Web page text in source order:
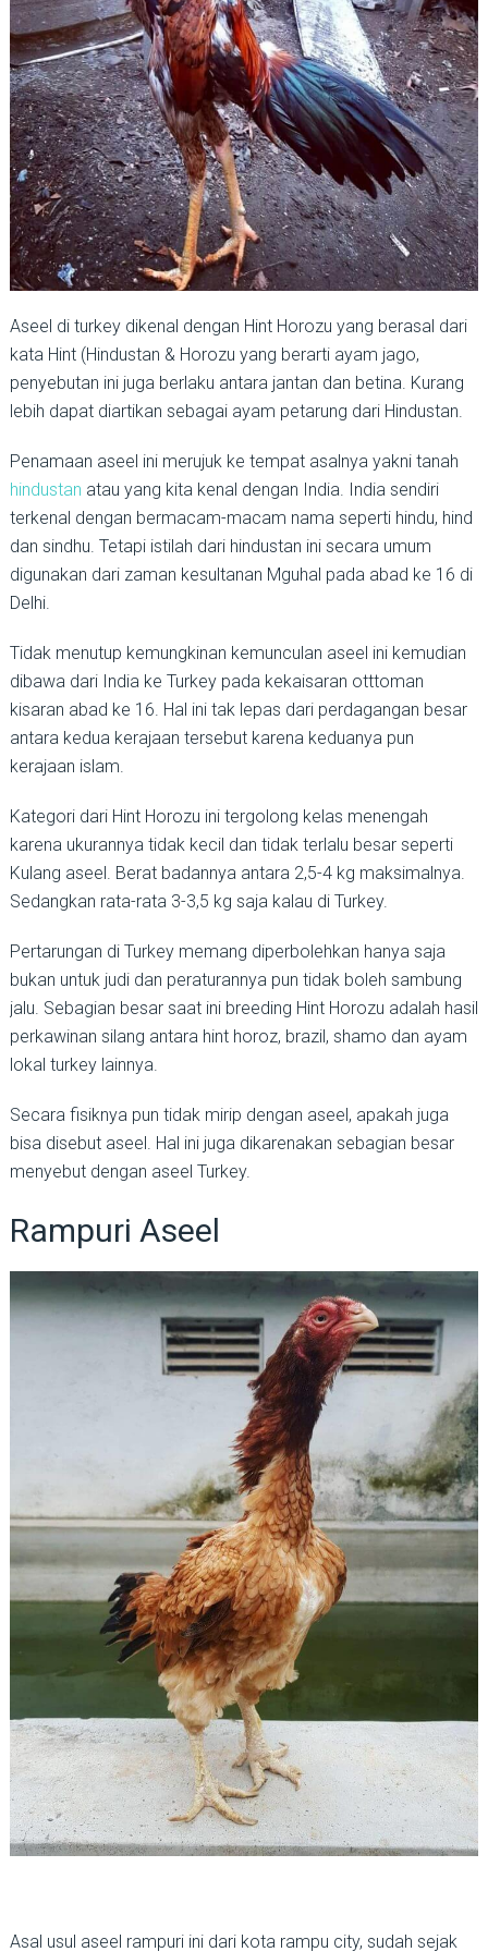
Aseel di turkey dikenal dengan Hint Horozu yang berasal dari
kata Hint (Hindustan & Horozu yang berarti ayam jago,
penyebutan ini juga berlaku antara jantan dan betina. Kurang
lebih dapat diartikan sebagai ayam petarung dari Hindustan.
Penamaan aseel ini merujuk ke tempat asalnya yakni tanah
hindustan atau yang kita kenal dengan India. India sendiri
terkenal dengan bermacam-macam nama seperti hindu, hind
dan sindhu. Tetapi istilah dari hindustan ini secara umum
digunakan dari zaman kesultanan Mguhal pada abad ke 16 di
Delhi.
Tidak menutup kemungkinan kemunculan aseel ini kemudian
dibawa dari India ke Turkey pada kekaisaran otttoman
kisaran abad ke 16. Hal ini tak lepas dari perdagangan besar
antara kedua kerajaan tersebut karena keduanya pun
kerajaan islam.
Kategori dari Hint Horozu ini tergolong kelas menengah
karena ukurannya tidak kecil dan tidak terlalu besar seperti
Kulang aseel. Berat badannya antara 2,5-4 kg maksimalnya.
Sedangkan rata-rata 3-3,5 kg saja kalau di Turkey.
Pertarungan di Turkey memang diperbolehkan hanya saja
bukan untuk judi dan peraturannya pun tidak boleh sambung
jalu. Sebagian besar saat ini breeding Hint Horozu adalah hasil
perkawinan silang antara hint horoz, brazil, shamo dan ayam
lokal turkey lainnya.
Secara fisiknya pun tidak mirip dengan aseel, apakah juga
bisa disebut aseel. Hal ini juga dikarenakan sebagian besar
menyebut dengan aseel Turkey.
Rampuri Aseel
Asal usul aseel rampuri ini dari kota rampu city, sudah sejak